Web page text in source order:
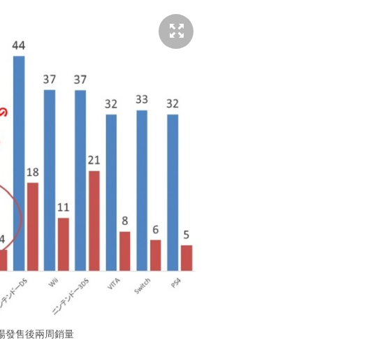
發售後兩周銷量